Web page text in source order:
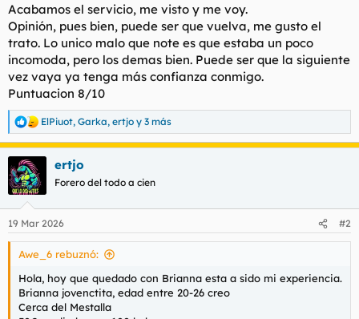
Acabamos el servicio, me visto y me voy.
Opinión, pues bien, puede ser que vuelva, me gusto el
trato. Lo unico malo que note es que estaba un poco
incomoda, pero los demas bien. Puede ser que la siguiente
vez vaya ya tenga más confianza conmigo.
Puntuacion 8/10
R
e
a
c
c
i
e
s
ElPiuot, Garka, ertjo y 3 más
ertjo
Forero del todo a cien
19 Mar 2026 #2
Awe_6 rebuznó:
Hola, hoy que quedado con Brianna esta a sido mi experiencia.
Brianna jovenctita, edad entre 20-26 creo
Cerca del Mestalla